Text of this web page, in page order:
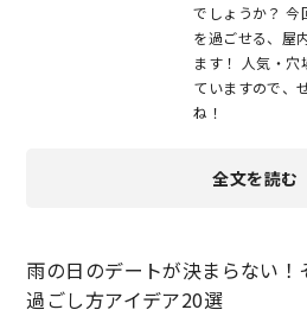
でしょうか？ 今
を過ごせる、屋
ます！ 人気・
ていますので、
ね！
全文を読む
雨の日のデートが決まらない
過ごし方アイデア20選